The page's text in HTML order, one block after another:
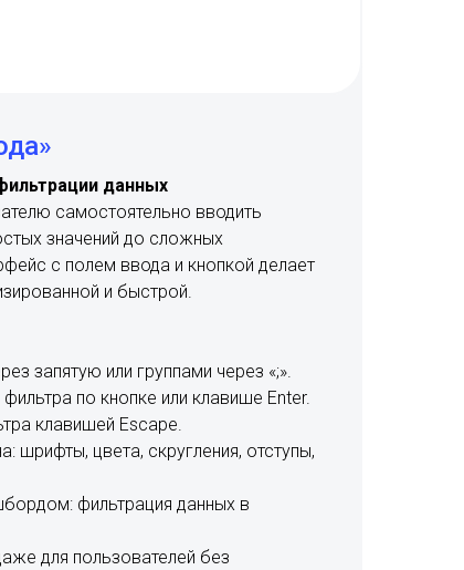
данных
самостоятельно вводить
значений до сложных
с полем ввода и кнопкой делает
и быстрой.
запятую или группами через «;».
по кнопке или клавише Enter.
клавишей Escape.
шрифты, цвета, скругления, отступы,
фильтрация данных в
для пользователей без